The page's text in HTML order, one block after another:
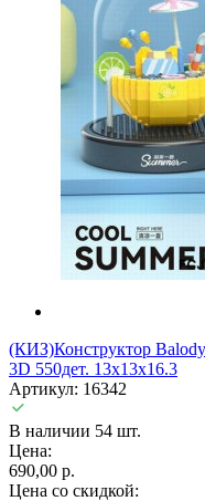
(КИЗ)Конструктор
3D 550дет. 13x13x16.3
Артикул: 16342
В наличии 54 шт.
Цена:
690,00 р.
Цена со скидкой: